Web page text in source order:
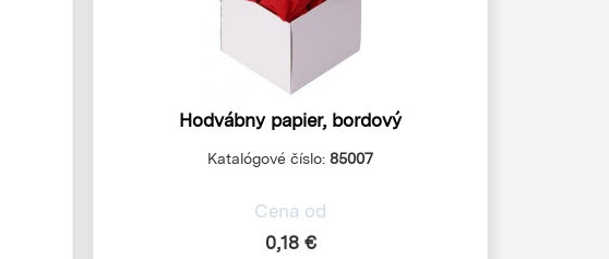
Hodvábny papier, bordový
Katalógové číslo: 85007
Cena od
0,18 €